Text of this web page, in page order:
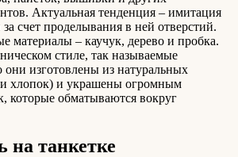
Актуальная тенденция – имитация
за счет проделывания в ней отверстий.
материалы – каучук, дерево и пробка.
стиле, так называемые
изготовлены из натуральных
и хлопок) и украшены огромным
которые обматываются вокруг
на танкетке